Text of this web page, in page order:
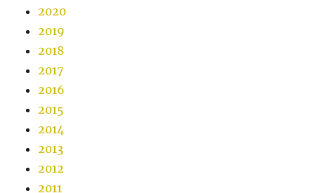
2020
2019
2018
2017
2016
2015
2014
2013
2012
2011